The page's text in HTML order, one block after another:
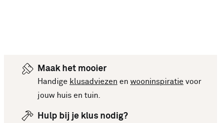
Maak het mooier
Handige klusadviezen en wooninspiratie voor
jouw huis en tuin.
Hulp bij je klus nodig?